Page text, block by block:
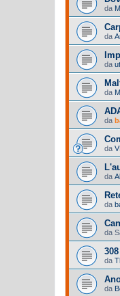
da
da
da
da
da
da
da
da
da
da
da